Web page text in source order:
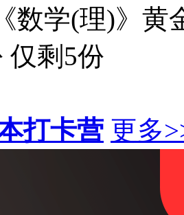
数学(理)》黄
仅剩 5份
打卡营 更多